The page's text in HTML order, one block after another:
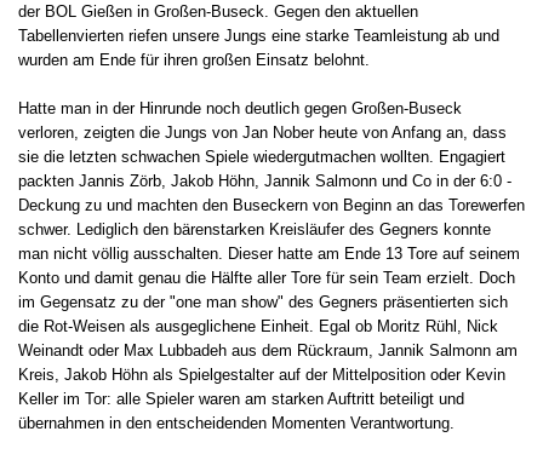
der BOL Gießen in Großen-Buseck. Gegen den aktuellen
Tabellenvierten riefen unsere Jungs eine starke Teamleistung ab und
wurden am Ende für ihren großen Einsatz belohnt.
Hatte man in der Hinrunde noch deutlich gegen Großen-Buseck
verloren, zeigten die Jungs von Jan Nober heute von Anfang an, dass
sie die letzten schwachen Spiele wiedergutmachen wollten. Engagiert
packten Jannis Zörb, Jakob Höhn, Jannik Salmonn und Co in der 6:0 -
Deckung zu und machten den Buseckern von Beginn an das Torewerfen
schwer. Lediglich den bärenstarken Kreisläufer des Gegners konnte
man nicht völlig ausschalten. Dieser hatte am Ende 13 Tore auf seinem
Konto und damit genau die Hälfte aller Tore für sein Team erzielt. Doch
im Gegensatz zu der "one man show" des Gegners präsentierten sich
die Rot-Weisen als ausgeglichene Einheit. Egal ob Moritz Rühl, Nick
Weinandt oder Max Lubbadeh aus dem Rückraum, Jannik Salmonn am
Kreis, Jakob Höhn als Spielgestalter auf der Mittelposition oder Kevin
Keller im Tor: alle Spieler waren am starken Auftritt beteiligt und
übernahmen in den entscheidenden Momenten Verantwortung.